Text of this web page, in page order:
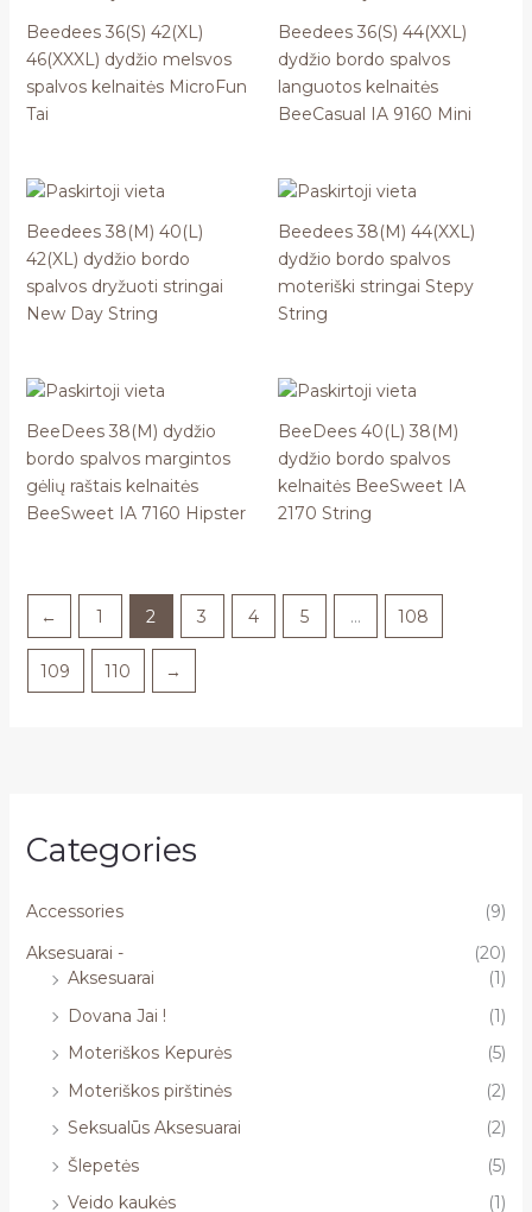
Categories
Accessories
(9)
Aksesuarai -
(20)
Aksesuarai
(1)
Dovana Jai !
(1)
Moteriškos Kepurės
(5)
Moteriškos pirštinės
(2)
Seksualūs Aksesuarai
(2)
Šlepetės
(5)
Veido kaukės
(1)
Beedees 36(S) 42(XL)
46(XXXL) dydžio melsvos
spalvos kelnaitės MicroFun
Tai
Beedees 36(S) 44(XXL)
dydžio bordo spalvos
languotos kelnaitės
BeeCasual IA 9160 Mini
Beedees 38(M) 40(L)
42(XL) dydžio bordo
spalvos dryžuoti stringai
New Day String
Beedees 38(M) 44(XXL)
dydžio bordo spalvos
moteriški stringai Stepy
String
BeeDees 38(M) dydžio
bordo spalvos margintos
gėlių raštais kelnaitės
BeeSweet IA 7160 Hipster
BeeDees 40(L) 38(M)
dydžio bordo spalvos
kelnaitės BeeSweet IA
2170 String
← 1 2 3 4 5 … 108
109 110 →